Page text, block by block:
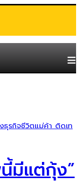
≡
มีแต่กุ้ง”